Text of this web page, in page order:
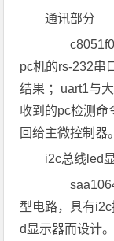
通讯部分
pc机的rs-232串
结果 ；uart1与
收到的pc检测命
回给主微控制器。
i2c总线led
saa1064
型电路，具有
d显示器而设计